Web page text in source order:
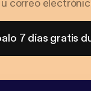
7 días gratis